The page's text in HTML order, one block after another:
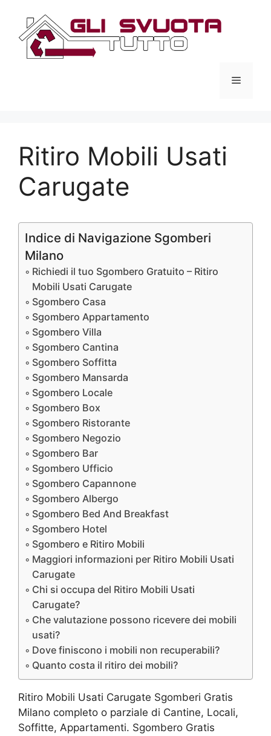
contenuto
Menu
Ritiro Mobili Usati
Carugate
Indice di Navigazione Sgomberi
Milano
Richiedi il tuo Sgombero Gratuito – Ritiro
Mobili Usati Carugate
Sgombero Casa
Sgombero Appartamento
Sgombero Villa
Sgombero Cantina
Sgombero Soffitta
Sgombero Mansarda
Sgombero Locale
Sgombero Box
Sgombero Ristorante
Sgombero Negozio
Sgombero Bar
Sgombero Ufficio
Sgombero Capannone
Sgombero Albergo
Sgombero Bed And Breakfast
Sgombero Hotel
Sgombero e Ritiro Mobili
Maggiori informazioni per Ritiro Mobili Usati
Carugate
Chi si occupa del Ritiro Mobili Usati
Carugate?
Che valutazione possono ricevere dei mobili
usati?
Dove finiscono i mobili non recuperabili?
Quanto costa il ritiro dei mobili?
Ritiro Mobili Usati Carugate Sgomberi Gratis
Milano completo o parziale di Cantine, Locali,
Soffitte, Appartamenti. Sgombero Gratis